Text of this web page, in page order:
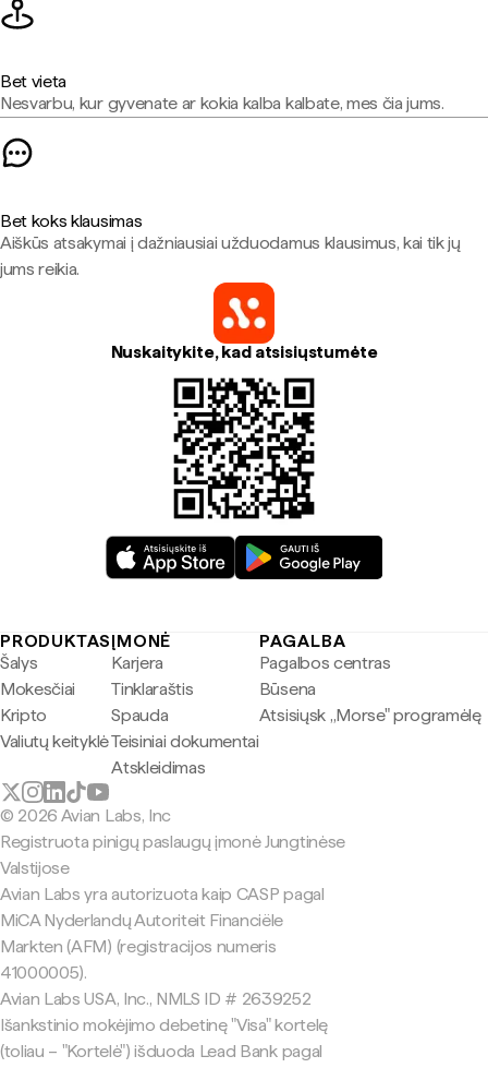
Bet vieta
Nesvarbu, kur gyvenate ar kokia kalba kalbate, mes čia jums.
Bet koks klausimas
Aiškūs atsakymai į dažniausiai užduodamus klausimus, kai tik jų
jums reikia.
Nuskaitykite, kad atsisiųstumėte
PRODUKTAS
Šalys
Mokesčiai
Kripto
Valiutų keityklė
ĮMONĖ
Karjera
Tinklaraštis
Spauda
Teisiniai dokumentai
Atskleidimas
PAGALBA
Pagalbos centras
Būsena
Atsisiųsk „Morse" programėlę
© 2026 Avian Labs, Inc
Registruota pinigų paslaugų įmonė Jungtinėse
Valstijose
Avian Labs yra autorizuota kaip CASP pagal
MiCA Nyderlandų Autoriteit Financiële
Markten (AFM) (registracijos numeris
41000005).
Avian Labs USA, Inc., NMLS ID # 2639252
Išankstinio mokėjimo debetinę "Visa" kortelę
(toliau – "Kortelė") išduoda Lead Bank pagal